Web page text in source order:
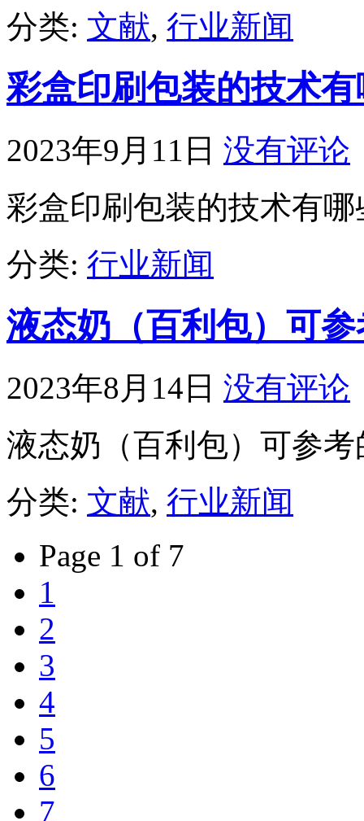
分类: 文献, 行业新闻
彩盒印刷包装的技术
2023年9月11日 没有评论
彩盒印刷包装的技术有
分类: 行业新闻
液态奶（百利包）可
2023年8月14日 没有评论
液态奶（百利包）可参
分类: 文献, 行业新闻
Page 1 of 7
1
2
3
4
5
6
7